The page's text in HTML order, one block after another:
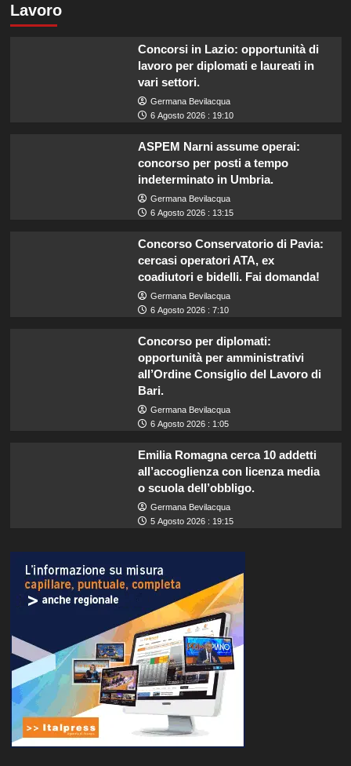
Lavoro
Concorsi in Lazio: opportunità di
lavoro per diplomati e laureati in
vari settori.
Germana Bevilacqua
6 Agosto 2026 : 19:10
ASPEM Narni assume operai:
concorso per posti a tempo
indeterminato in Umbria.
Germana Bevilacqua
6 Agosto 2026 : 13:15
Concorso Conservatorio di Pavia:
cercasi operatori ATA, ex
coadiutori e bidelli. Fai domanda!
Germana Bevilacqua
6 Agosto 2026 : 7:10
Concorso per diplomati:
opportunità per amministrativi
all’Ordine Consiglio del Lavoro di
Bari.
Germana Bevilacqua
6 Agosto 2026 : 1:05
Emilia Romagna cerca 10 addetti
all’accoglienza con licenza media
o scuola dell’obbligo.
Germana Bevilacqua
5 Agosto 2026 : 19:15